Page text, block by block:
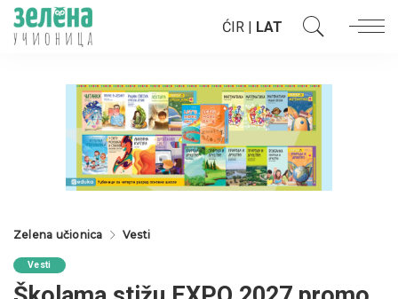
ĆIR | LAT
Zelena učionica Vesti
Vesti